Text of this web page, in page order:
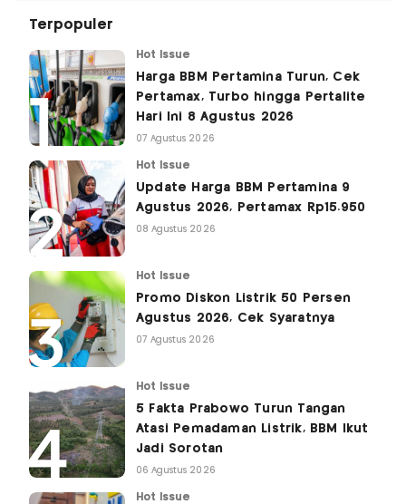
Terpopuler
Hot Issue
Harga BBM Pertamina Turun, Cek
Pertamax, Turbo hingga Pertalite
Hari Ini 8 Agustus 2026
07 Agustus 2026
Hot Issue
Update Harga BBM Pertamina 9
Agustus 2026, Pertamax Rp15.950
08 Agustus 2026
Hot Issue
Promo Diskon Listrik 50 Persen
Agustus 2026, Cek Syaratnya
07 Agustus 2026
Hot Issue
5 Fakta Prabowo Turun Tangan
Atasi Pemadaman Listrik, BBM Ikut
Jadi Sorotan
06 Agustus 2026
Hot Issue